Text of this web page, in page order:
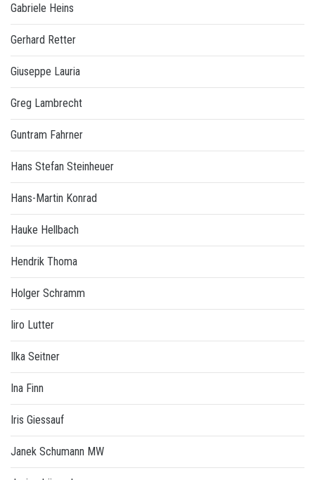
Gabriele Heins
Gerhard Retter
Giuseppe Lauria
Greg Lambrecht
Guntram Fahrner
Hans Stefan Steinheuer
Hans-Martin Konrad
Hauke Hellbach
Hendrik Thoma
Holger Schramm
Iiro Lutter
Ilka Seitner
Ina Finn
Iris Giessauf
Janek Schumann MW